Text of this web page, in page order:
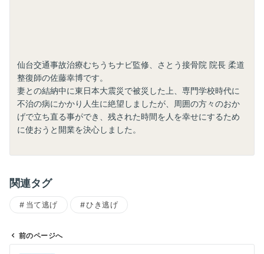
仙台交通事故治療むちうちナビ監修、さとう接骨院 院長 柔道
整復師の佐藤幸博です。
妻との結納中に東日本大震災で被災した上、専門学校時代に
不治の病にかかり人生に絶望しましたが、周囲の方々のおか
げで立ち直る事ができ、残された時間を人を幸せにするため
に使おうと開業を決心しました。
関連タグ
当て逃げ ひき逃げ
前のページへ